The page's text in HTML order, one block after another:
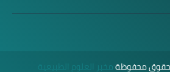
محفوظةمخبر العلوم الطبيعية